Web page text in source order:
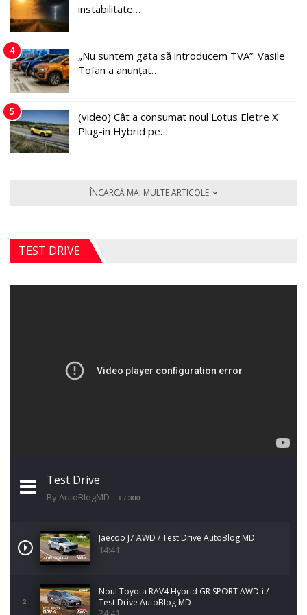
instabilitate…
4
„Nu suntem gata să introducem TVA”: Vasile
Tofan a anunțat…
5
(video) Cât a consumat noul Lotus Eletre X
Plug-in Hybrid pe…
ÎNCARCĂ MAI MULTE ARTICOLE
TEST DRIVE
Test Drive
By AutoBlogMD 1 / 300
Jaecoo J7 AWD / Test Drive AutoBlog.MD
14:41
2
Noul Toyota RAV4 Hybrid GR SPORT AWD-i /
Test Drive AutoBlog.MD